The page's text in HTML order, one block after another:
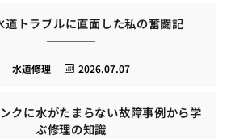
道トラブルに直面した私の奮闘記
2026.07.07
水道修理
クに水がたまらない故障事例から学
ぶ修理の知識